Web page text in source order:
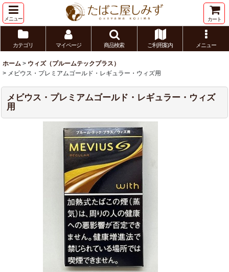
メニュー カート
カテゴリ マイページ 商品検索 ご利用案内 メニュー
ホーム > ウィズ（プルームテックプラス）
> メビウス・プレミアムゴールド・レギュラー・ウィズ用
メビウス・プレミアムゴールド・レギュラー・ウィズ
用